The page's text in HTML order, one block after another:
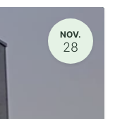
NOV.
28